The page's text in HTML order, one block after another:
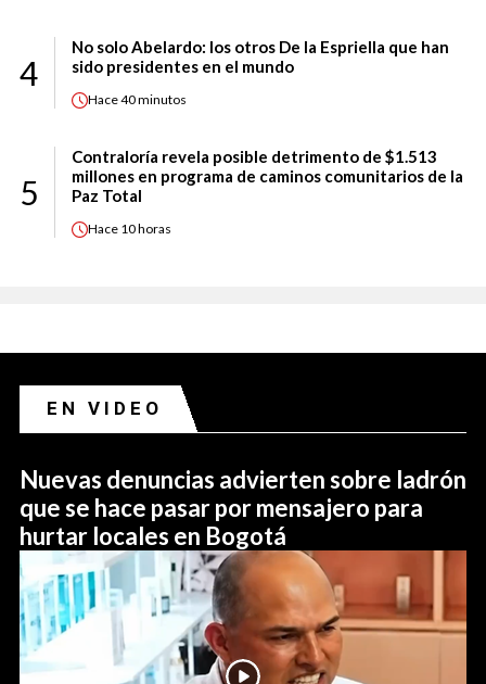
4
No solo Abelardo: los otros De la Espriella que han
sido presidentes en el mundo
Hace40 minutos
5
Contraloría revela posible detrimento de $1.513
millones en programa de caminos comunitarios de la
Paz Total
Hace 10 horas
EN VIDEO
Nuevas denuncias advierten sobre ladrón
que se hace pasar por mensajero para
hurtar locales en Bogotá